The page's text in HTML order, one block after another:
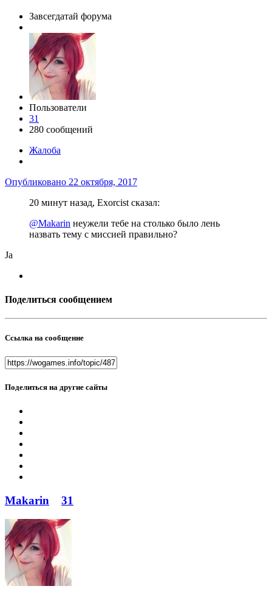
Завсегдатай форума
Пользователи
31
280 сообщений
Жалоба
Опубликовано 22 октября, 2017
20 минут назад, Exorcist сказал:
@Makarin неужели тебе на столько было лень
назвать тему с миссией правильно?
Ja
Поделиться сообщением
Ссылка на сообщение
Поделиться на другие сайты
Makarin 31